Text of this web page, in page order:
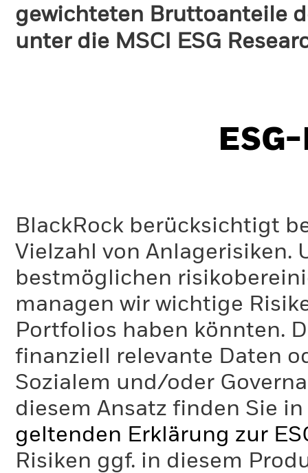
gewichteten Bruttoanteile
unter die MSCI ESG
BlackRock berücksichtigt
Vielzahl von Anlagerisiken.
bestmöglichen
managen wir wichtige
Portfolios haben könnten.
finanziell relevante Daten
Sozialem und/oder
diesem Ansatz finden Sie
geltenden Erklärung zur
Risiken ggf. in diesem